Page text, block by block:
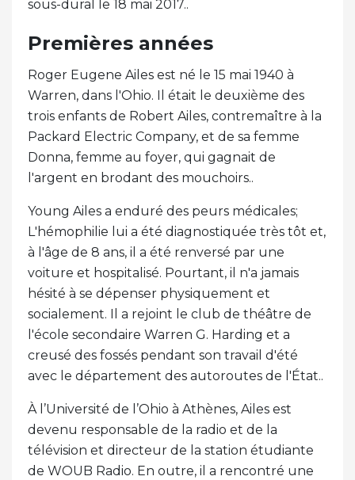
sous-dural le 18 mai 2017..
Premières années
Roger Eugene Ailes est né le 15 mai 1940 à
Warren, dans l'Ohio. Il était le deuxième des
trois enfants de Robert Ailes, contremaître à la
Packard Electric Company, et de sa femme
Donna, femme au foyer, qui gagnait de
l'argent en brodant des mouchoirs..
Young Ailes a enduré des peurs médicales;
L'hémophilie lui a été diagnostiquée très tôt et,
à l'âge de 8 ans, il a été renversé par une
voiture et hospitalisé. Pourtant, il n'a jamais
hésité à se dépenser physiquement et
socialement. Il a rejoint le club de théâtre de
l'école secondaire Warren G. Harding et a
creusé des fossés pendant son travail d'été
avec le département des autoroutes de l'État..
À l’Université de l’Ohio à Athènes, Ailes est
devenu responsable de la radio et de la
télévision et directeur de la station étudiante
de WOUB Radio. En outre, il a rencontré une